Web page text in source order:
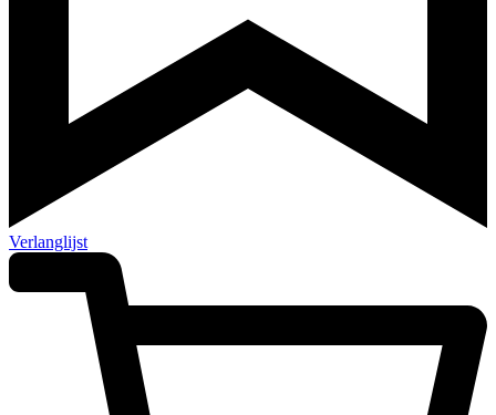
Verlanglijst